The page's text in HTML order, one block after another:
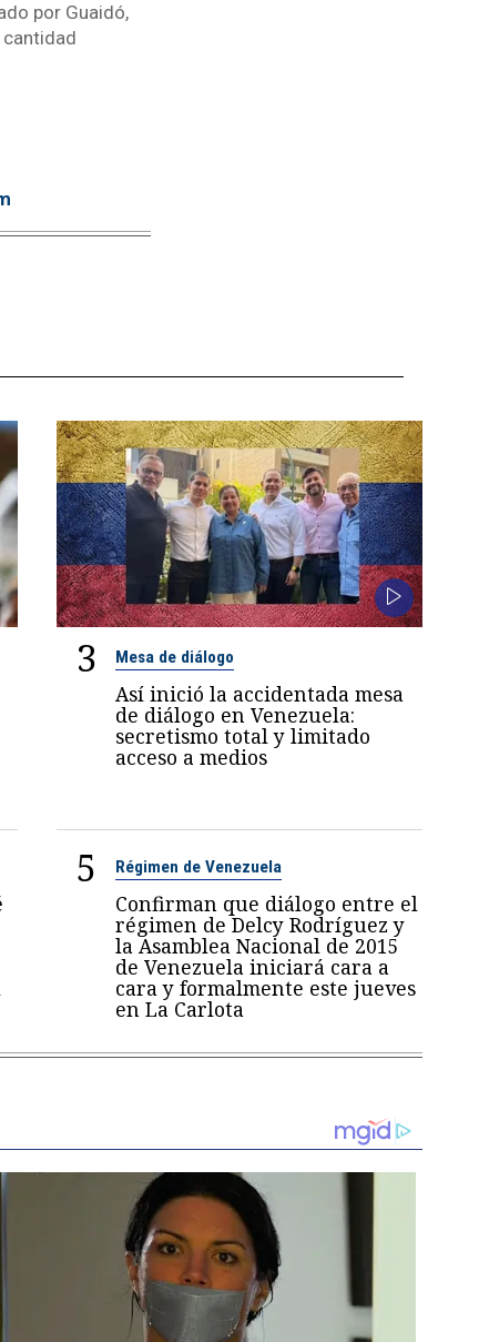
por Guaidó,
cantidad
3 Mesa de diálogo
Así inició la accidentada mesa
de diálogo en Venezuela:
secretismo total y limitado
acceso a medios
5 Régimen de Venezuela
Confirman que diálogo entre el
régimen de Delcy Rodríguez y
la Asamblea Nacional de 2015
de Venezuela iniciará cara a
cara y formalmente este jueves
en La Carlota